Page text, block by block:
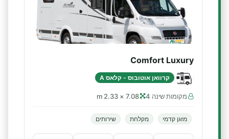
Comfort Luxury
קרוואן אוטובוס - קלאס A
מקומות שינה 4 7.08 × 2.33 m
מזגן קדמי מקלחת שירותים